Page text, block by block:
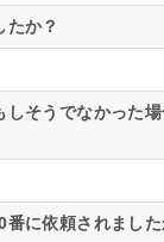
たか？
そうでなかった
に依頼されました